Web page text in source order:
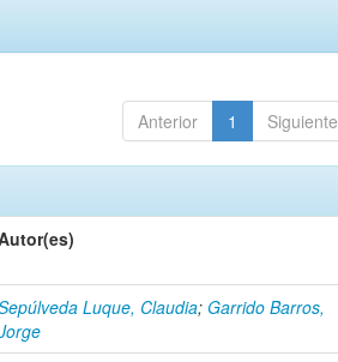
Anterior 1 Siguiente
Luque, Claudia; Garrido Barros,